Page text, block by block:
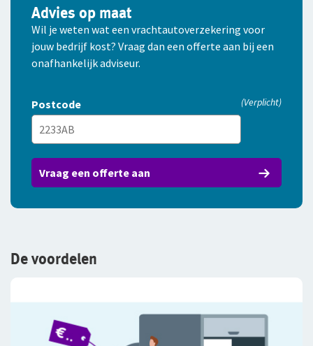
Advies op maat
Wil je weten wat een vrachtautoverzekering voor
jouw bedrijf kost? Vraag dan een offerte aan bij een
onafhankelijk adviseur.
Postcode (Verplicht)
Vraag een offerte aan
De voordelen